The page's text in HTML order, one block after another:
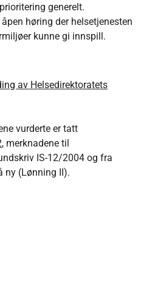
generelt.
høring der helsetjenesten
kunne gi innspill.
av Helsedirektoratets
vurderte er tatt
, merknadene til
IS-12/2004 og fra
ny (Lønning II).